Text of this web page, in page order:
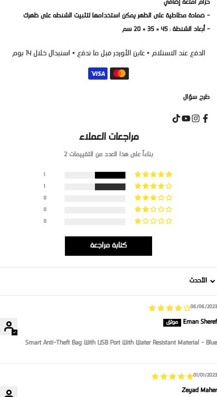
- ضمادة مطاطية على الظهر يمكن استخدامها لتثبيت الشنطه على ظهرك
- أبعاد الشنطة : 45 × 35 × 20 سم
الدفع عند الاستلام • عاين الأوردر قبل ما تدفع • استبدال خلال 14 يوم
طرح سؤال
مراجعات العملاء
بناءاً على هذا العدد من التقييمات 2
1
1
0
0
0
كتابة مراجعة
Sort by
06/06/2023
Eman Sheref
Smart Anti-Theft Bag With USB Port With Water Resistant Material - Blue
01/01/2023
Zeyad Maher